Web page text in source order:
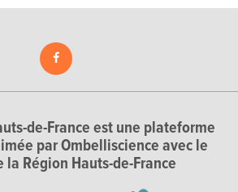
de-France est une plateforme
par Ombelliscience avec le
la Région Hauts-de-France